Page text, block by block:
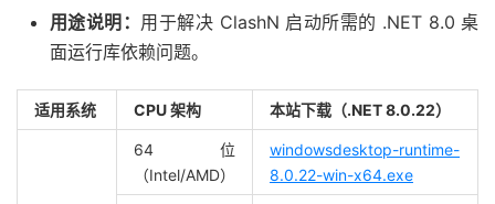
用途说明： 用于解决 ClashN 启动所需的 .NET 8.0 桌
面运行库依赖问题。
适用系统 CPU 架构 本站下载（.NET 8.0.22）
64 位
（Intel/AMD）
windowsdesktop-runtime-
8.0.22-win-x64.exe